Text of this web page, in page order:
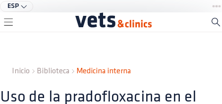
ESP
Inicio Biblioteca Medicina interna
Uso de la pradofloxacina en el